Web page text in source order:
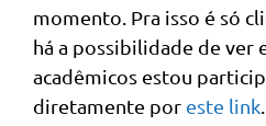
momento. Pra isso é só
há a possibilidade de ver
acadêmicos estou
diretamente por este link